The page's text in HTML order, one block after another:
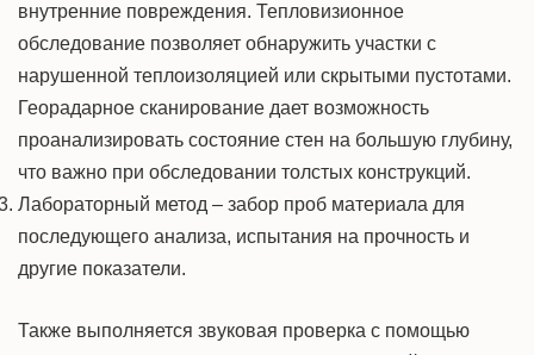
внутренние повреждения. Тепловизионное
обследование позволяет обнаружить участки с
нарушенной теплоизоляцией или скрытыми пустотами.
Георадарное сканирование дает возможность
проанализировать состояние стен на большую глубину,
что важно при обследовании толстых конструкций.
Лабораторный метод – забор проб материала для
последующего анализа, испытания на прочность и
другие показатели.
Также выполняется звуковая проверка с помощью